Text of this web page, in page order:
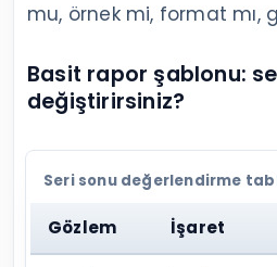
mu, örnek mi, format mı,
Basit rapor şablonu:
değiştirirsiniz?
Seri sonu değerlendirme
Gözlem İşaret